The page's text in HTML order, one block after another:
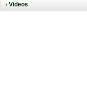
› Videos